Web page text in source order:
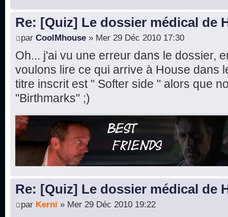
Re: [Quiz] Le dossier médical de
par CoolMhouse » Mer 29 Déc 2010 17:30
Oh... j'ai vu une erreur dans le dossier,
voulons lire ce qui arrive à House dans
titre inscrit est " Softer side " alors que
"Birthmarks" ;)
Re: [Quiz] Le dossier médical de
par Kerni » Mer 29 Déc 2010 19:22